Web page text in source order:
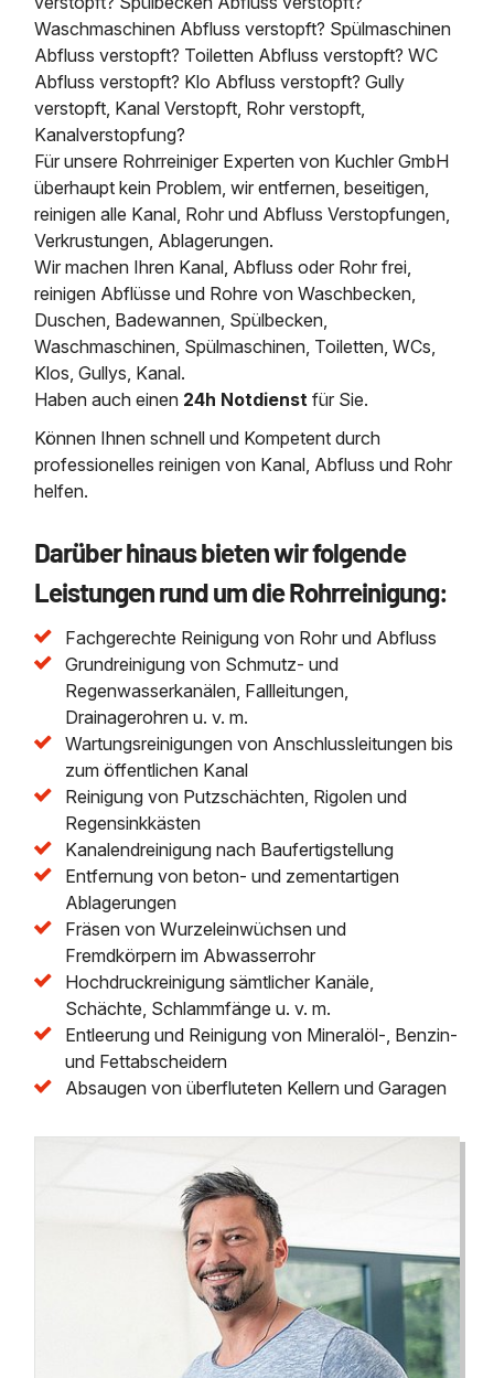
Waschmaschinen Abfluss verstopft? Spülmaschinen
Abfluss verstopft? Toiletten Abfluss verstopft? WC
Abfluss verstopft? Klo Abfluss verstopft? Gully
verstopft, Kanal Verstopft, Rohr verstopft,
Kanalverstopfung?
Für unsere Rohrreiniger Experten von Kuchler GmbH
überhaupt kein Problem, wir entfernen, beseitigen,
reinigen alle Kanal, Rohr und Abfluss Verstopfungen,
Verkrustungen, Ablagerungen.
Wir machen Ihren Kanal, Abfluss oder Rohr frei,
reinigen Abflüsse und Rohre von Waschbecken,
Duschen, Badewannen, Spülbecken,
Waschmaschinen, Spülmaschinen, Toiletten, WCs,
Klos, Gullys, Kanal.
Haben auch einen 24h Notdienst für Sie.
Können Ihnen schnell und Kompetent durch
professionelles reinigen von Kanal, Abfluss und Rohr
helfen.
Darüber hinaus bieten wir folgende
Leistungen rund um die Rohrreinigung:
Fachgerechte Reinigung von Rohr und Abfluss
Grundreinigung von Schmutz- und
Regenwasserkanälen, Fallleitungen,
Drainagerohren u. v. m.
Wartungsreinigungen von Anschlussleitungen bis
zum öffentlichen Kanal
Reinigung von Putzschächten, Rigolen und
Regensinkkästen
Kanalendreinigung nach Baufertigstellung
Entfernung von beton- und zementartigen
Ablagerungen
Fräsen von Wurzeleinwüchsen und
Fremdkörpern im Abwasserrohr
Hochdruckreinigung sämtlicher Kanäle,
Schächte, Schlammfänge u. v. m.
Entleerung und Reinigung von Mineralöl-, Benzin-
und Fettabscheidern
Absaugen von überfluteten Kellern und Garagen